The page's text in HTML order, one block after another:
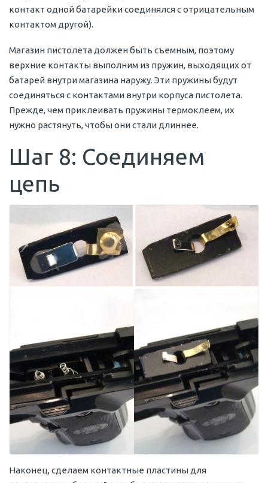
контакт одной батарейки соединялся с отрицательным
контактом другой).
Магазин пистолета должен быть съемным, поэтому
верхние контакты выполним из пружин, выходящих от
батарей внутри магазина наружу. Эти пружины будут
соединяться с контактами внутри корпуса пистолета.
Прежде, чем приклеивать пружины термоклеем, их
нужно растянуть, чтобы они стали длиннее.
Шаг 8: Соединяем
цепь
Наконец, сделаем контактные пластины для